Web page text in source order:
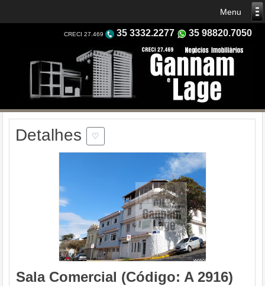
CRECI 27.469 35 3332.2277 35 98820.7050
Detalhes ♡
Sala Comercial (Código: A 2916)